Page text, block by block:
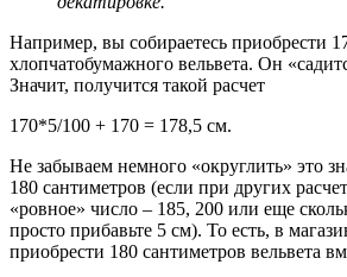
Например, вы собираетесь приобрести
хлопчатобумажного вельвета. Он
Значит, получится такой расчет
170*5/100 + 170 = 178,5 см.
Не забываем немного «округлить» это
180 сантиметров (если при других
«ровное» число – 185, 200 или еще
просто прибавьте 5 см). То есть, в
приобрести 180 сантиметров вельвета